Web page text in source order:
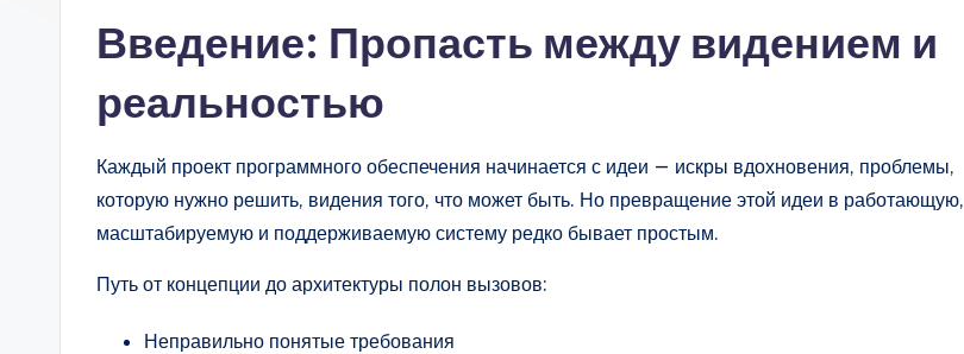
ft
w
Введение: Пропасть между видением и
реальностью
Каждый проект программного обеспечения начинается с идеи — искры вдохновения, проблемы,
которую нужно решить, видения того, что может быть. Но превращение этой идеи в работающую,
масштабируемую и поддерживаемую систему редко бывает простым.
Путь от концепции до архитектуры полон вызовов:
Неправильно понятые требования